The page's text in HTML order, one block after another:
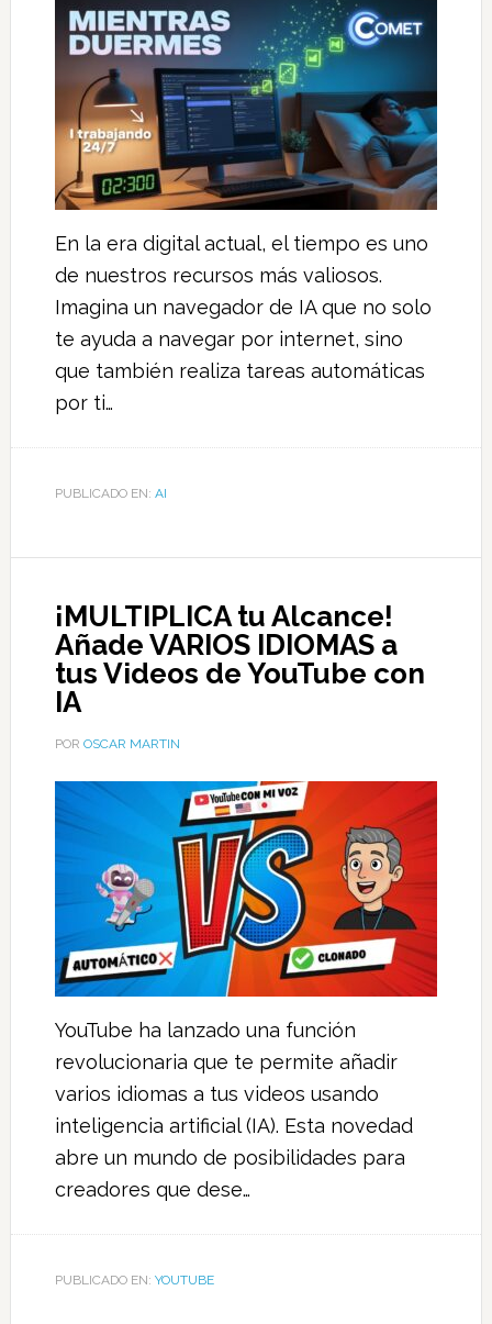
En la era digital actual, el tiempo es uno
de nuestros recursos más valiosos.
Imagina un navegador de IA que no solo
te ayuda a navegar por internet, sino
que también realiza tareas automáticas
por ti…
PUBLICADO EN: AI
¡MULTIPLICA tu Alcance!
Añade VARIOS IDIOMAS a
tus Videos de YouTube con
IA
POR OSCAR MARTIN
YouTube ha lanzado una función
revolucionaria que te permite añadir
varios idiomas a tus videos usando
inteligencia artificial (IA). Esta novedad
abre un mundo de posibilidades para
creadores que dese…
PUBLICADO EN: YOUTUBE